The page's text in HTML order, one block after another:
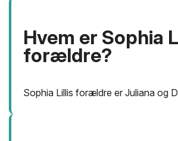
Hvem er Sophia
forældre?
Sophia Lillis forældre er Juliana og